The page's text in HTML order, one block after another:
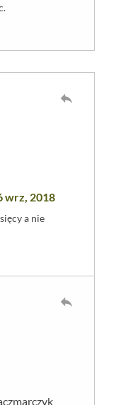
wrz, 2018
a nie
reply
reply